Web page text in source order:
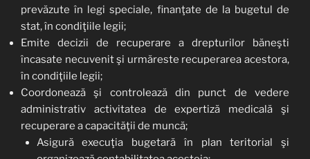
prevăzute în legi speciale, finanţate de la bugetul de
stat, în condiţiile legii;
Emite decizii de recuperare a drepturilor băneşti
încasate necuvenit şi urmăreste recuperarea acestora,
în condiţiile legii;
Coordonează şi controlează din punct de vedere
administrativ activitatea de expertiză medicală şi
recuperare a capacităţii de muncă;
Asigură execuţia bugetară în plan teritorial şi